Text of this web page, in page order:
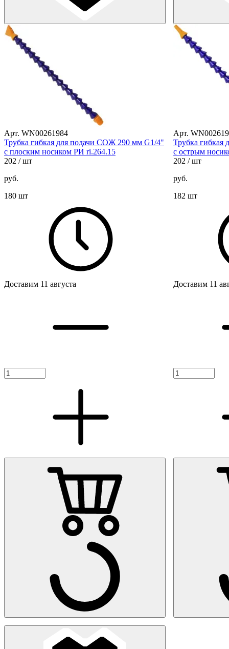
Арт. WN00261984
Трубка гибкая для подачи СОЖ 290 мм G1/4"
с плоским носиком РИ ri.264.15
202 / шт
руб.
180 шт
Доставим 11 августа
Арт.
Трубка
с острым
202 / шт
руб.
182 шт
Доставим 11